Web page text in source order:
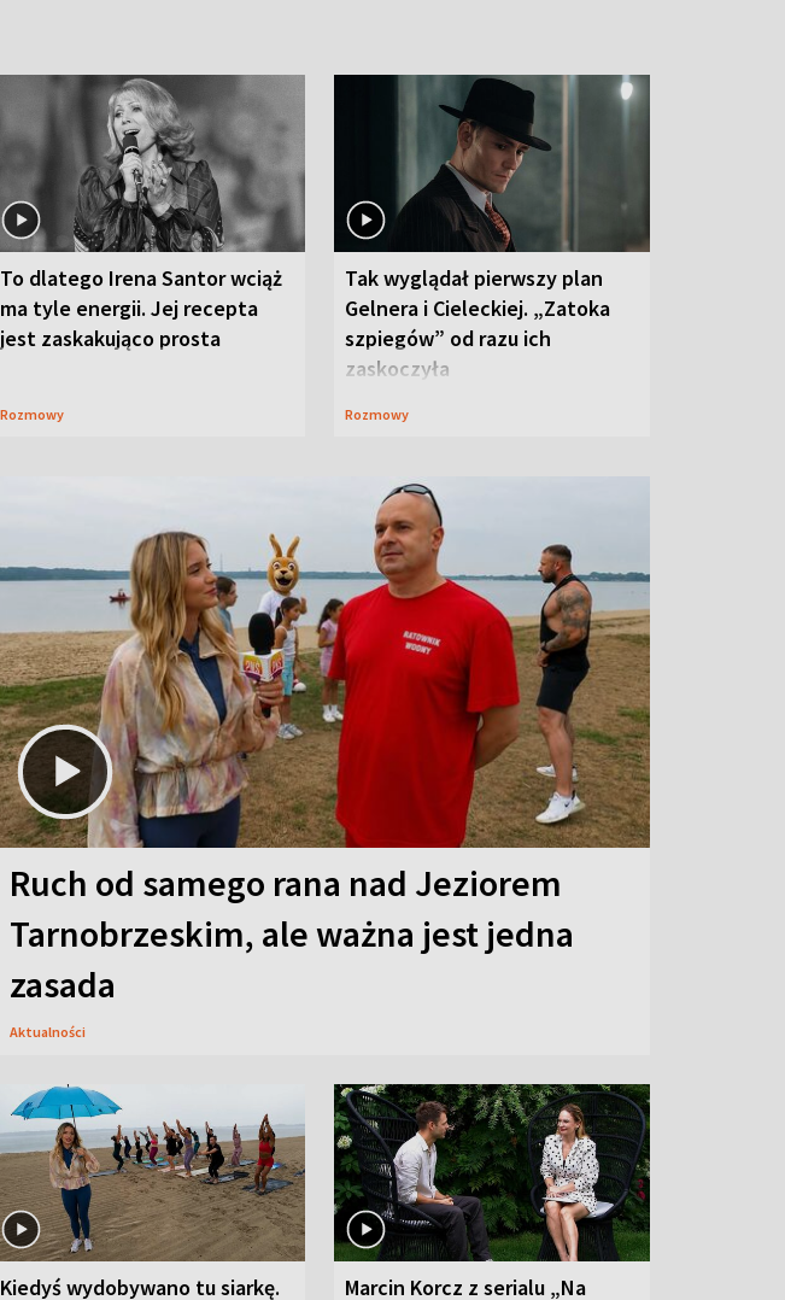
To dlatego Irena Santor wciąż
ma tyle energii. Jej recepta
jest zaskakująco prosta
Rozmowy
Tak wyglądał pierwszy plan
Gelnera i Cieleckiej. „Zatoka
szpiegów” od razu ich
zaskoczyła
Rozmowy
Ruch od samego rana nad Jeziorem
Tarnobrzeskim, ale ważna jest jedna
zasada
Aktualności
Kiedyś wydobywano tu siarkę. Marcin Korcz z serialu „Na